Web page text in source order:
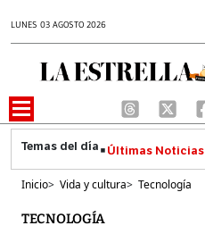
LUNES 03 AGOSTO 2026
Últimas Noticias
Inicio> Vida y cultura> Tecnología
TECNOLOGÍA